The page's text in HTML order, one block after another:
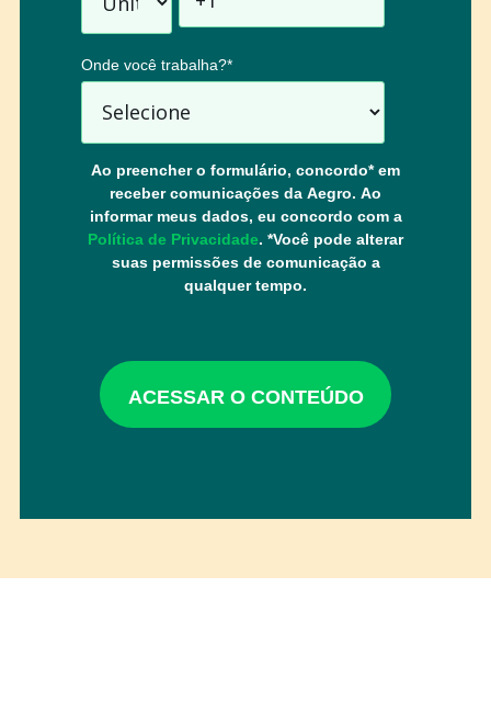
Onde você trabalha?*
Ao preencher o formulário, concordo* em
receber comunicações da Aegro. Ao
informar meus dados, eu concordo com a
Política de Privacidade. *Você pode alterar
suas permissões de comunicação a
qualquer tempo.